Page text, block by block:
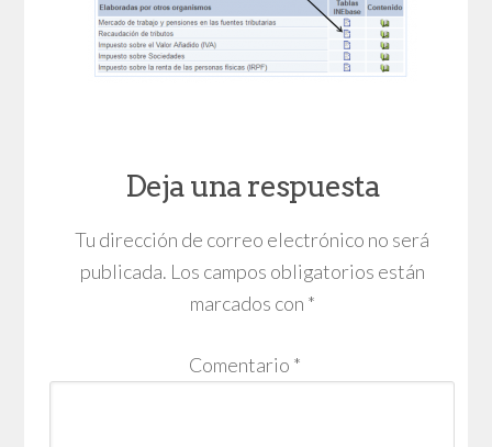
Deja una respuesta
Tu dirección de correo electrónico no será
publicada. Los campos obligatorios están
marcados con *
Comentario *